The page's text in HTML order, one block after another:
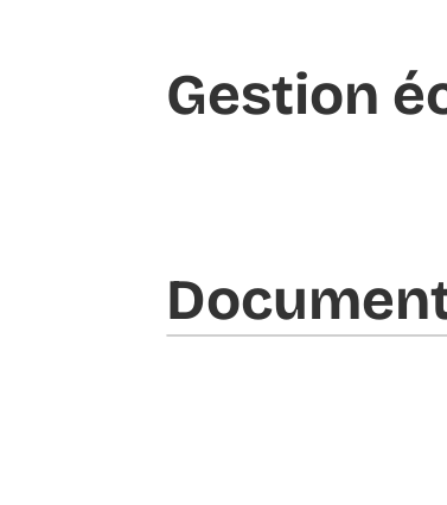
Gestion